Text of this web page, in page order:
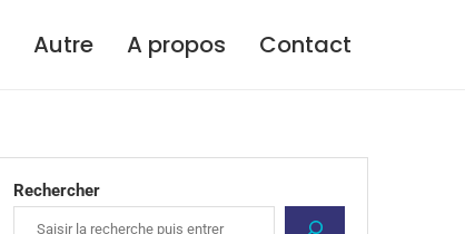
Autre A propos Contact
Rechercher